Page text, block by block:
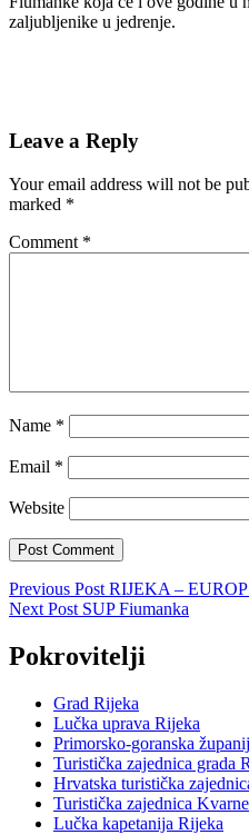
zaljubljenike u jedrenje.
Skip
back
to
main
navigation
Leave a Reply
Your email address will not be
marked *
Comment *
Name *
Email *
Website
Post
navigation
Previous Post RIJEKA –
Next Post SUP Fiumanka
Pokrovitelji
Grad Rijeka
Lučka uprava Rijeka
Primorsko-goranska
Turistička zajednica grada
Hrvatska turistička
Turistička zajednica
Lučka kapetanija Rijeka